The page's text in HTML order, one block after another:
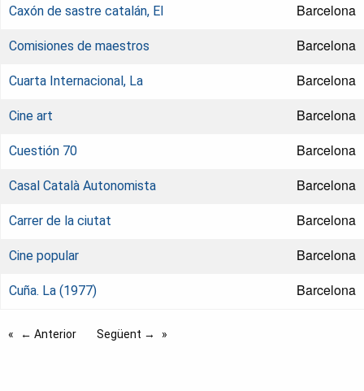
Caxón de sastre catalán, El Barcelona
Comisiones de maestros Barcelona
Cuarta Internacional, La Barcelona
Cine art Barcelona
Cuestión 70 Barcelona
Casal Català Autonomista Barcelona
Carrer de la ciutat Barcelona
Cine popular Barcelona
Cuña. La (1977) Barcelona
← Anterior Següent →